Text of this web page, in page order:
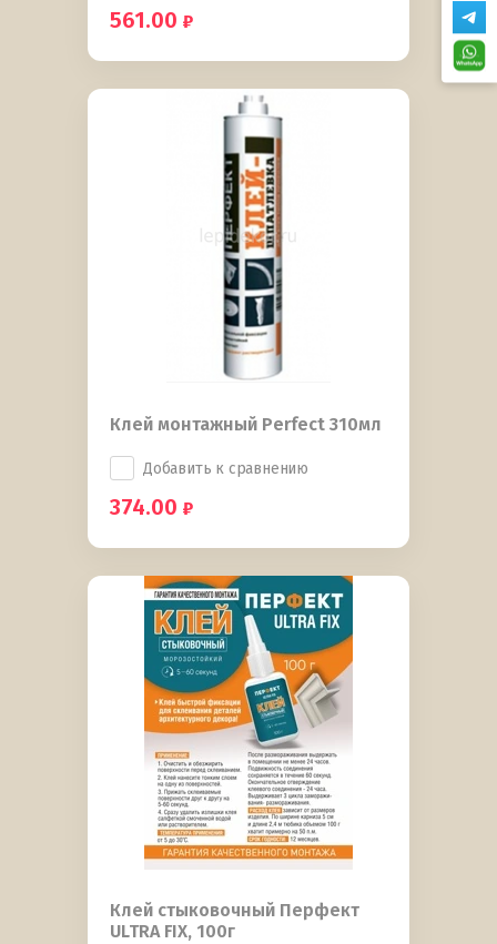
561.00
Клей монтажный Perfect 310мл
Добавить к сравнению
374.00
Клей стыковочный Перфект
ULTRA FIX, 100г